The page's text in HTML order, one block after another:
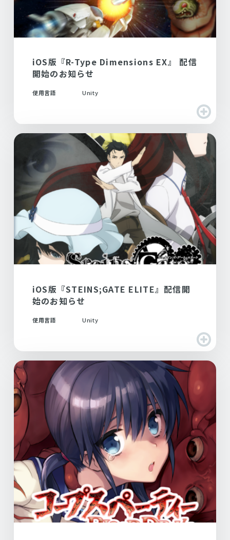
iOS版『R-Type Dimensions EX』 配信
開始のお知らせ
使用言語 Unity
iOS版『STEINS;GATE ELITE』配信開
始のお知らせ
使用言語 Unity